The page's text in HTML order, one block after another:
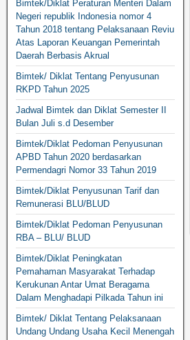
Bimtek/Diklat Peraturan Menteri Dalam
Negeri republik Indonesia nomor 4
Tahun 2018 tentang Pelaksanaan Reviu
Atas Laporan Keuangan Pemerintah
Daerah Berbasis Akrual
Bimtek/ Diklat Tentang Penyusunan
RKPD Tahun 2025
Jadwal Bimtek dan Diklat Semester II
Bulan Juli s.d Desember
Bimtek/Diklat Pedoman Penyusunan
APBD Tahun 2020 berdasarkan
Permendagri Nomor 33 Tahun 2019
Bimtek/Diklat Penyusunan Tarif dan
Remunerasi BLU/BLUD
Bimtek/Diklat Pedoman Penyusunan
RBA – BLU/ BLUD
Bimtek/Diklat Peningkatan
Pemahaman Masyarakat Terhadap
Kerukunan Antar Umat Beragama
Dalam Menghadapi Pilkada Tahun ini
Bimtek/ Diklat Tentang Pelaksanaan
Undang Undang Usaha Kecil Menengah